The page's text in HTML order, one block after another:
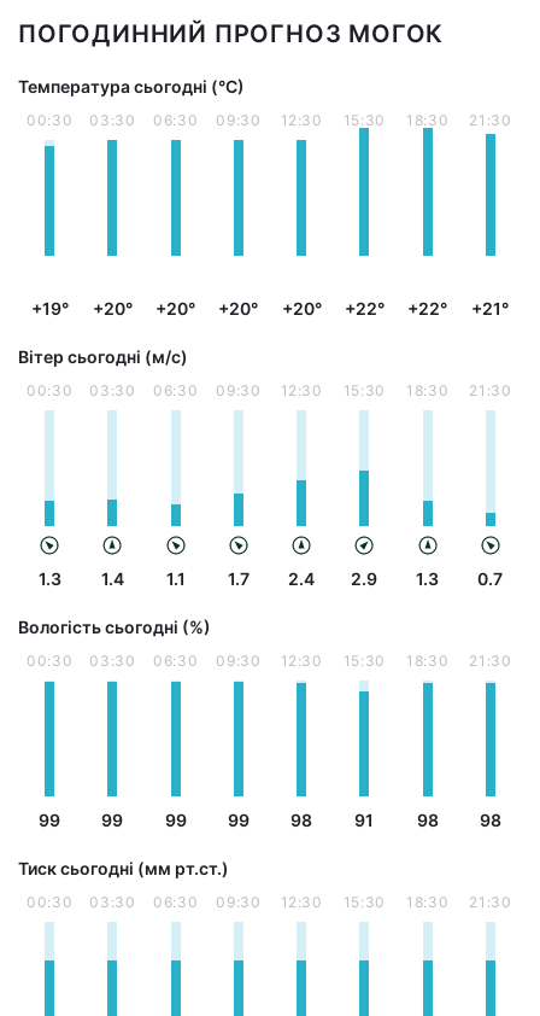
ПОГОДИННИЙ ПРОГНОЗ МОГОК
Температура сьогодні (°С)
00:30
+19°
03:30
+20°
06:30
+20°
09:30
+20°
12:30
+20°
15:30
+22°
18:30
+22°
21:30
+21°
Вітер сьогодні (м/с)
00:30
1.3
03:30
1.4
06:30
1.1
09:30
1.7
12:30
2.4
15:30
2.9
18:30
1.3
21:30
0.7
Вологість сьогодні (%)
00:30
99
03:30
99
06:30
99
09:30
99
12:30
98
15:30
91
18:30
98
21:30
98
Тиск сьогодні (мм рт.ст.)
00:30 03:30 06:30 09:30 12:30 15:30 18:30 21:30